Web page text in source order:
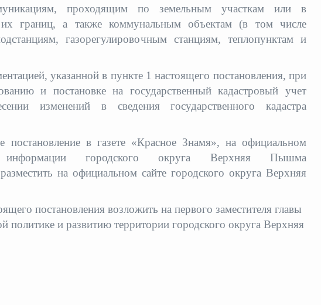
проходящим по земельным участкам или в
их границ, а также коммунальным объектам (в том числе
газорегулировочным станциям, теплопунктам и
указанной в пункте 1 настоящего постановления, при
и постановке на государственный кадастровый учет
изменений в сведения государственного кадастра
постановление в газете «Красное Знамя», на официальном
информации городского округа Верхняя Пышма
на официальном сайте городского округа Верхняя
постановления возложить на первого заместителя главы
политике и развитию территории городского округа Верхняя